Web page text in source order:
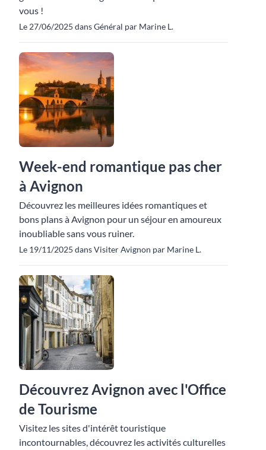
vous !
Le 27/06/2025 dans Général par Marine L.
Week-end romantique pas cher
à Avignon
Découvrez les meilleures idées romantiques et
bons plans à Avignon pour un séjour en amoureux
inoubliable sans vous ruiner.
Le 19/11/2025 dans Visiter Avignon par Marine L.
Découvrez Avignon avec l'Office
de Tourisme
Visitez les sites d'intérêt touristique
incontournables, découvrez les activités culturelles